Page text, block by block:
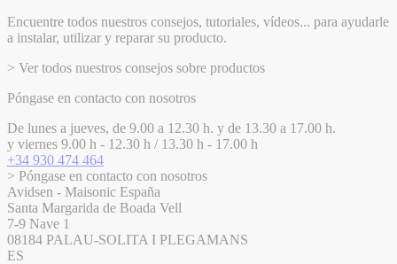
Encuentre todos nuestros consejos, tutoriales, vídeos... para ayudarle
a instalar, utilizar y reparar su producto.
> Ver todos nuestros consejos sobre productos
Póngase en contacto con nosotros
De lunes a jueves, de 9.00 a 12.30 h. y de 13.30 a 17.00 h.
y viernes 9.00 h - 12.30 h / 13.30 h - 17.00 h
+34 930 474 464
> Póngase en contacto con nosotros
Avidsen - Maisonic España
Santa Margarida de Boada Vell
7-9 Nave 1
08184 PALAU-SOLITA I PLEGAMANS
ES